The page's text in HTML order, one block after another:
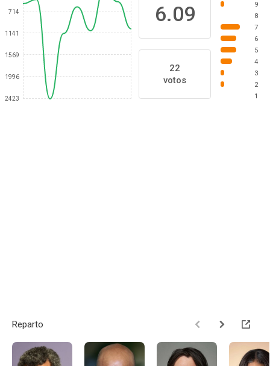
714
1141
1569
1996
2423
6.09
22
votos
9
8
7
6
5
4
3
2
1
Reparto